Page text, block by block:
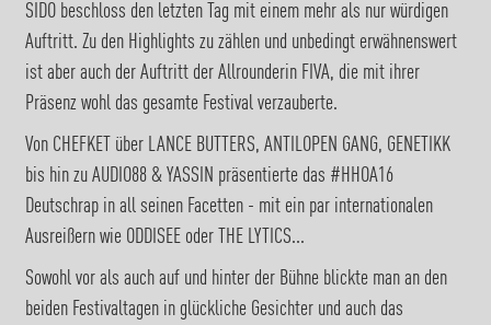
SIDO beschloss den letzten Tag mit einem mehr als nur würdigen
Auftritt. Zu den Highlights zu zählen und unbedingt erwähnenswert
ist aber auch der Auftritt der Allrounderin FIVA, die mit ihrer
Präsenz wohl das gesamte Festival verzauberte.
Von CHEFKET über LANCE BUTTERS, ANTILOPEN GANG, GENETIKK
bis hin zu AUDIO88 & YASSIN präsentierte das #HHOA16
Deutschrap in all seinen Facetten - mit ein par internationalen
Ausreißern wie ODDISEE oder THE LYTICS...
Sowohl vor als auch auf und hinter der Bühne blickte man an den
beiden Festivaltagen in glückliche Gesichter und auch das